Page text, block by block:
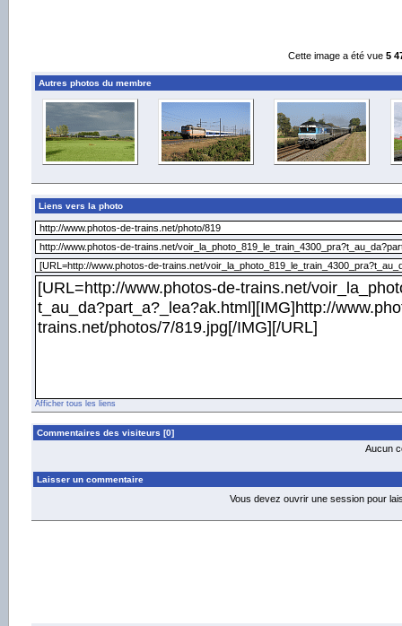
Cette image a été vue 5
Autres photos du membre
Liens vers la photo
Afficher tous les liens
Commentaires des visiteurs [0]
Aucun
Laisser un commentaire
Vous devez ouvrir une session pour